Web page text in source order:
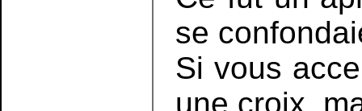
se
Si vous
une croix,